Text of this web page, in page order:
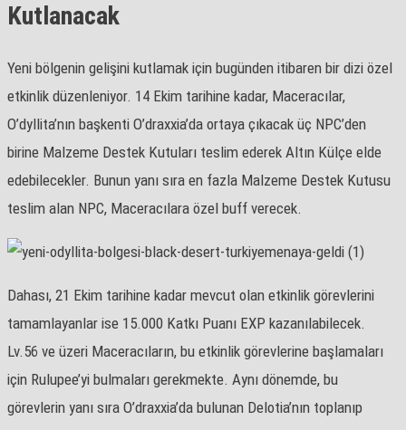
Kutlanacak
Yeni bölgenin gelişini kutlamak için bugünden itibaren bir dizi özel
etkinlik düzenleniyor. 14 Ekim tarihine kadar, Maceracılar,
O’dyllita’nın başkenti O’draxxia’da ortaya çıkacak üç NPC’den
birine Malzeme Destek Kutuları teslim ederek Altın Külçe elde
edebilecekler. Bunun yanı sıra en fazla Malzeme Destek Kutusu
teslim alan NPC, Maceracılara özel buff verecek.
Dahası, 21 Ekim tarihine kadar mevcut olan etkinlik görevlerini
tamamlayanlar ise 15.000 Katkı Puanı EXP kazanılabilecek.
Lv.56 ve üzeri Maceracıların, bu etkinlik görevlerine başlamaları
için Rulupee’yi bulmaları gerekmekte. Aynı dönemde, bu
görevlerin yanı sıra O’draxxia’da bulunan Delotia’nın toplanıp